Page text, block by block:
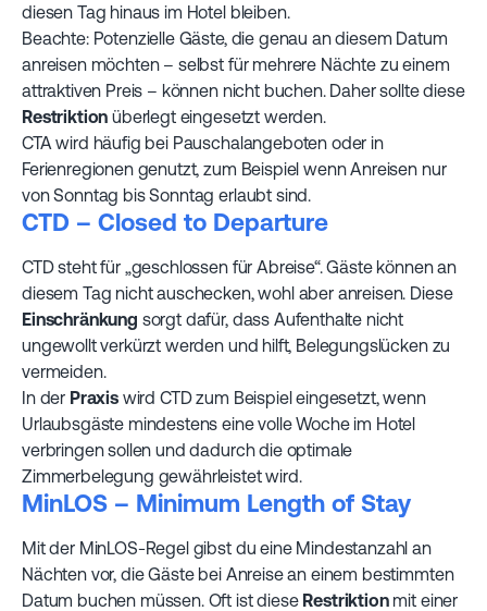
diesen Tag hinaus im Hotel bleiben.
Beachte: Potenzielle Gäste, die genau an diesem Datum
anreisen möchten – selbst für mehrere Nächte zu einem
attraktiven Preis – können nicht buchen. Daher sollte diese
Restriktion überlegt eingesetzt werden.
CTA wird häufig bei Pauschalangeboten oder in
Ferienregionen genutzt, zum Beispiel wenn Anreisen nur
von Sonntag bis Sonntag erlaubt sind.
CTD – Closed to Departure
CTD steht für „geschlossen für Abreise“. Gäste können an
diesem Tag nicht auschecken, wohl aber anreisen. Diese
Einschränkung sorgt dafür, dass Aufenthalte nicht
ungewollt verkürzt werden und hilft, Belegungslücken zu
vermeiden.
In der Praxiswird CTD zum Beispiel eingesetzt, wenn
Urlaubsgäste mindestens eine volle Woche im Hotel
verbringen sollen und dadurch die optimale
Zimmerbelegung gewährleistet wird.
MinLOS – Minimum Length of Stay
Mit der MinLOS-Regel gibst du eine Mindestanzahl an
Nächten vor, die Gäste bei Anreise an einem bestimmten
Datum buchen müssen. Oft ist diese Restriktionmit einer